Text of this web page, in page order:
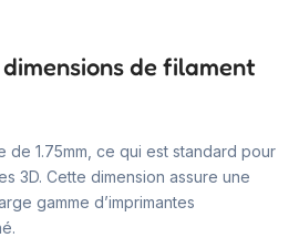
de filament
de 1.75mm, ce qui est standard pour
3D. Cette dimension assure une
gamme d’imprimantes